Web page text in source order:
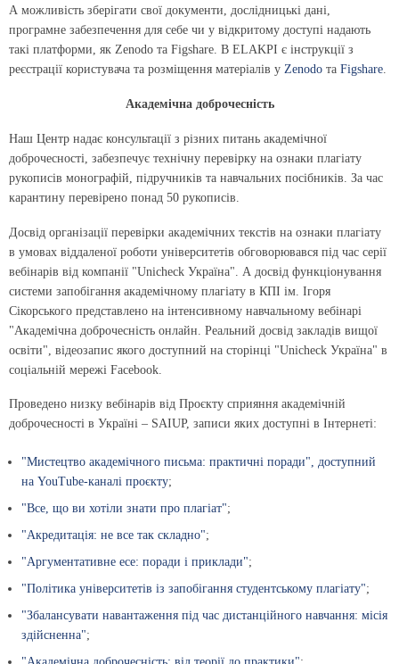
А можливість зберігати свої документи, дослідницькі дані,
програмне забезпечення для себе чи у відкритому доступі надають
такі платформи, як Zenodo та Figshare. В ELAKPI є інструкції з
реєстрації користувача та розміщення матеріалів у Zenodo та Figshare.
Академічна доброчесність
Наш Центр надає консультації з різних питань академічної
доброчесності, забезпечує технічну перевірку на ознаки плагіату
рукописів монографій, підручників та навчальних посібників. За час
карантину перевірено понад 50 рукописів.
Досвід організації перевірки академічних текстів на ознаки плагіату
в умовах віддаленої роботи університетів обговорювався під час серії
вебінарів від компанії "Unicheck Україна". А досвід функціонування
системи запобігання академічному плагіату в КПІ ім. Ігоря
Сікорського представлено на інтенсивному навчальному вебінарі
"Академічна доброчесність онлайн. Реальний досвід закладів вищої
освіти", відеозапис якого доступний на сторінці "Unicheck Україна" в
соціальній мережі Facebook.
Проведено низку вебінарів від Проєкту сприяння академічній
доброчесності в Україні – SAIUP, записи яких доступні в Інтернеті:
"Мистецтво академічного письма: практичні поради", доступний
на YouTube-каналі проєкту;
"Все, що ви хотіли знати про плагіат";
"Акредитація: не все так складно";
"Аргументативне есе: поради і приклади";
"Політика університетів із запобігання студентському плагіату";
"Збалансувати навантаження під час дистанційного навчання: місія
здійсненна";